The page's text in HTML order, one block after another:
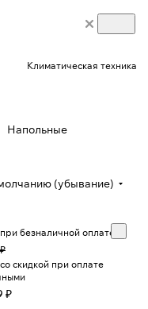
Климатическая техника
Напольные
(убывание)
безналичной оплате
скидкой при оплате
₽